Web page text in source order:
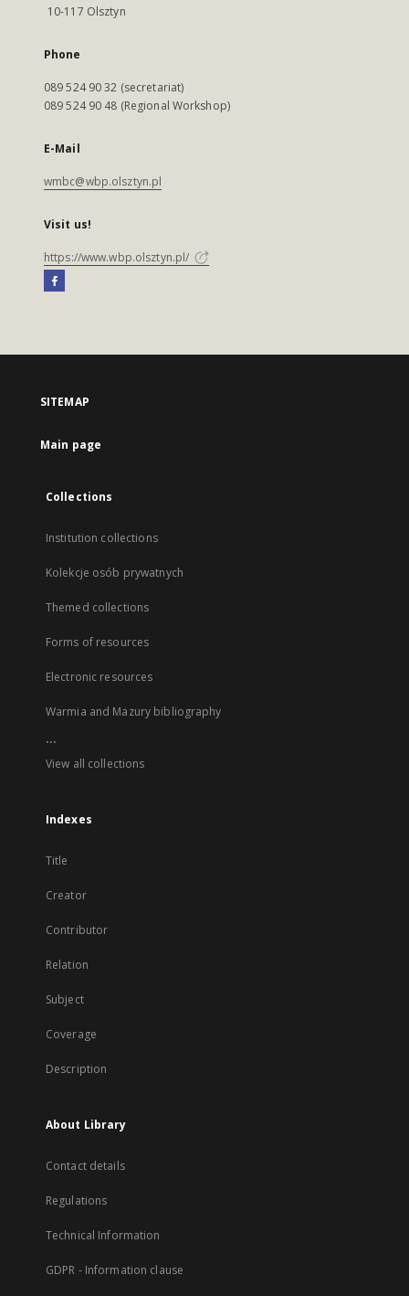
10-117 Olsztyn
Phone
089 524 90 32 (secretariat)
089 524 90 48 (Regional Workshop)
E-Mail
wmbc@wbp.olsztyn.pl
Visit us!
https://www.wbp.olsztyn.pl/
SITEMAP
Main page
Collections
Institution collections
Kolekcje osób prywatnych
Themed collections
Forms of resources
Electronic resources
Warmia and Mazury bibliography
...
View all collections
Indexes
Title
Creator
Contributor
Relation
Subject
Coverage
Description
About Library
Contact details
Regulations
Technical Information
GDPR - Information clause